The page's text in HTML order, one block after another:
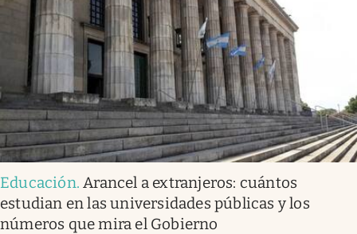
Educación.Arancel a extranjeros: cuántos
estudian en las universidades públicas y los
números que mira el Gobierno